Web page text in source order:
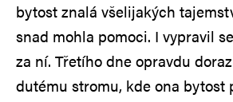
bytost znalá všelijakých
snad mohla pomoci. I vypravil
za ní. Třetího dne opravdu
dutému stromu, kde ona bytost